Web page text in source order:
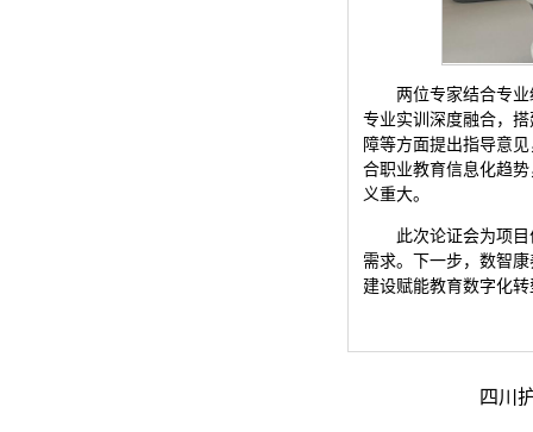
两位专家结合专
专业实训深度融合，
障等方面提出指导意
合职业教育信息化趋
义重大。
此次论证会为项
需求。下一步，数智
建设赋能教育数字化
四川